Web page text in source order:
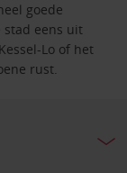
goede
eens uit
Lo of het
rust.